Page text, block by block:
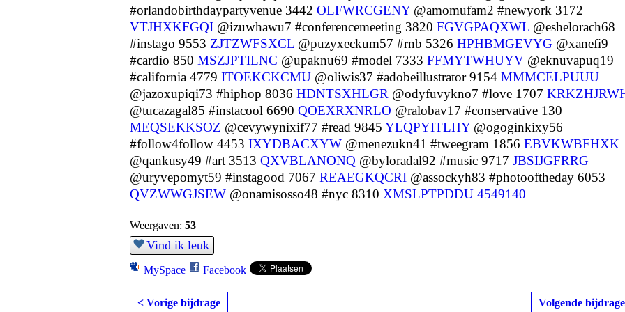
#orlandobirthdaypartyvenue 3442 OLFWRCGENY@amomufam2 #newyork 3172
VTJHXKFGQI @izuwhawu7 #conferencemeeting 3820 FGVGPAQXWL @eshelorach68
#instago 9553 ZJTZWFSXCL @puzyxeckum57 #rnb 5326 HPHBMGEVYG @xanefi9
#cardio 850 MSZJPTILNC @upaknu69 #model 7333 FFMYTWHUYV @eknuvapuq19
#california 4779 ITOEKCKCMU @oliwis37 #adobeillustrator 9154 MMMCELPUUU
@jazoxupiqi73 #hiphop 8036 HDNTSXHLGR @odyfuvykno7 #love 1707
@tucazagal85 #instacool 6690 QOEXRXNRLO @ralobav17 #conservative 130
MEQSEKKSOZ @cevywynixif77 #read 9845 YLQPYITLHY@ogoginkixy56
#follow4follow 4453 IXYDBACXYW @menezukn41 #tweegram 1856 EBVKWBFHXK
@qankusy49 #art 3513 QXVBLANONQ @byloradal92 #music 9717 JBSIJGFRRG
@uryvepomyt59 #instagood 7067 REAEGKQCRI @assockyh83 #photooftheday 6053
QVZWWGJSEW @onamisosso48 #nyc 8310 XMSLPTPDDU 4549140
Weergaven: 53
Vind ik leuk
MySpace Facebook
< Vorige bijdrage Volgende